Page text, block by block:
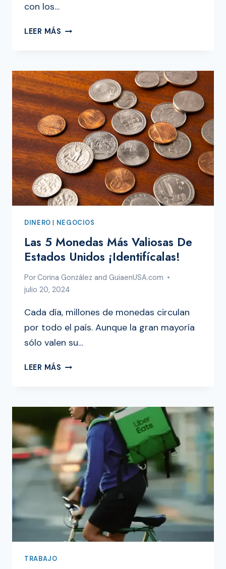
con los…
LEER MÁS LAS
TELEFÓNICAS
EN
USA
DINERO NEGOCIOS
Las 5 Monedas Más Valiosas De
Estados Unidos ¡Identifícalas!
PorCorina González and GuiaenUSA.com
julio 20, 2024
Cada día, millones de monedas circulan
por todo el país. Aunque la gran mayoría
sólo valen su…
LEER MÁS LAS
VALIOSAS
DE
ESTADOS
UNIDOS
¡IDENTIFÍCALAS!
TRABAJO